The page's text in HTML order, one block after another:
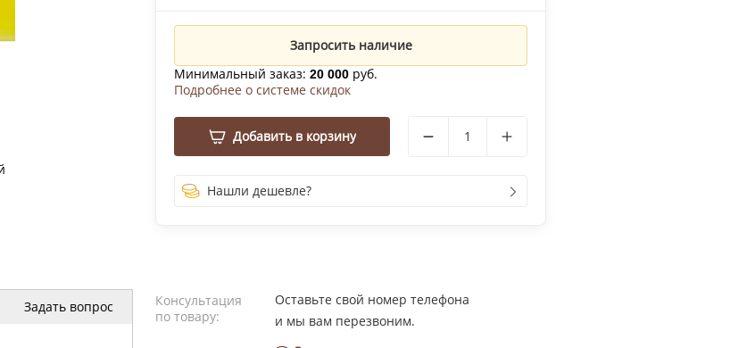
Запросить наличие
Минимальный заказ: 20 000 руб.
Подробнее о системе скидок
Добавить в корзину
Нашли дешевле?
Задать вопрос
Консультация
по товару:
Оставьте свой номер телефона
и мы вам перезвоним.